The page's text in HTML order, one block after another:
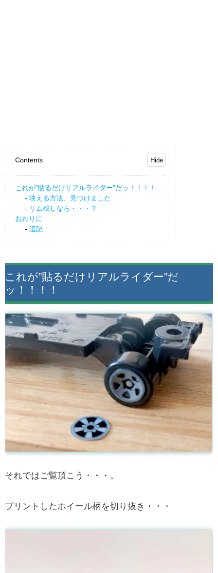
Contents
これが”貼るだけリアルライダー”だッ！！！！
映える方法、見つけました
リム残しなら・・・？
おわりに
追記
これが”貼るだけリアルライダー”だ
ッ！！！！
それではご覧頂こう・・・。
プリントしたホイール柄を切り抜き・・・